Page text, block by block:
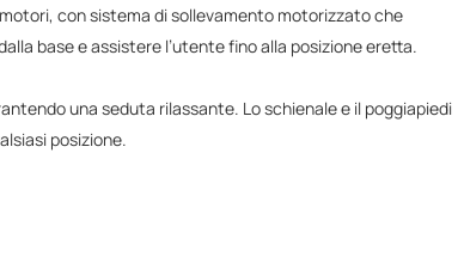
con sistema di sollevamento motorizzato che
base e assistere l’utente fino alla posizione eretta.
una seduta rilassante. Lo schienale e il poggiapiedi
posizione.